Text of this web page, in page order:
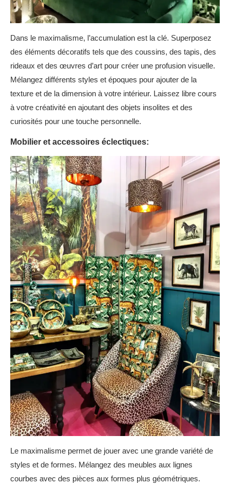
Dans le maximalisme, l’accumulation est la clé. Superposez
des éléments décoratifs tels que des coussins, des tapis, des
rideaux et des œuvres d’art pour créer une profusion visuelle.
Mélangez différents styles et époques pour ajouter de la
texture et de la dimension à votre intérieur. Laissez libre cours
à votre créativité en ajoutant des objets insolites et des
curiosités pour une touche personnelle.
Mobilier et accessoires éclectiques:
Le maximalisme permet de jouer avec une grande variété de
styles et de formes. Mélangez des meubles aux lignes
courbes avec des pièces aux formes plus géométriques.